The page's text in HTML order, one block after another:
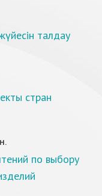
талдау
стран
по выбору